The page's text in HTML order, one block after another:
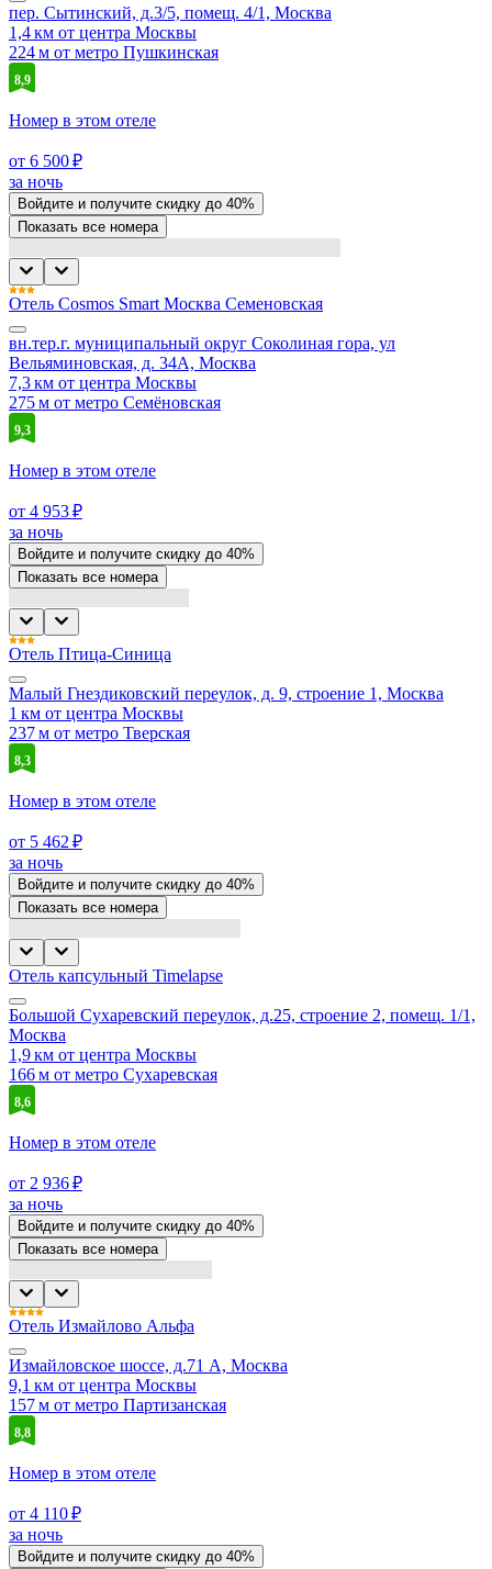
пер. Сытинский, д.3/5, помещ. 4/1, Москва
1,4 км от центра Москвы
224 м от метро Пушкинская
8,9
Номер в этом отеле
от 6 500 ₽
за ночь
Войдите и получите скидку до 40%
Показать все номера
Отель Cosmos Smart Москва Семеновская
вн.тер.г. муниципальный округ Соколиная гора, ул
Вельяминовская, д. 34А, Москва
7,3 км от центра Москвы
275 м от метро Семёновская
9,3
Номер в этом отеле
от 4 953 ₽
за ночь
Войдите и получите скидку до 40%
Показать все номера
Отель Птица-Синица
Малый Гнездиковский переулок, д. 9, строение 1, Москва
1 км от центра Москвы
237 м от метро Тверская
8,3
Номер в этом отеле
от 5 462 ₽
за ночь
Войдите и получите скидку до 40%
Показать все номера
Отель капсульный Timelapse
Большой Сухаревский переулок, д.25, строение 2, помещ. 1/1,
Москва
1,9 км от центра Москвы
166 м от метро Сухаревская
8,6
Номер в этом отеле
от 2 936 ₽
за ночь
Войдите и получите скидку до 40%
Показать все номера
Отель Измайлово Альфа
Измайловское шоссе, д.71 А, Москва
9,1 км от центра Москвы
157 м от метро Партизанская
8,8
Номер в этом отеле
от 4 110 ₽
за ночь
Войдите и получите скидку до 40%